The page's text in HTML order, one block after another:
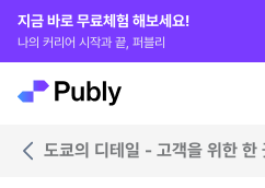
지금 바로 무료체험 해보세요!
나의 커리어 시작과 끝, 퍼블리
도쿄의 디테일 - 고객을 위한 한